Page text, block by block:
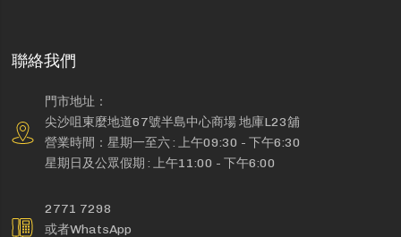
聯絡我們
門市地址：
尖沙咀東麼地道67號半島中心商場 地庫L23舖
營業時間：星期一至六 : 上午09:30 - 下午6:30
星期日及公眾假期 : 上午11:00 - 下午6:00
2771 7298
或者WhatsApp